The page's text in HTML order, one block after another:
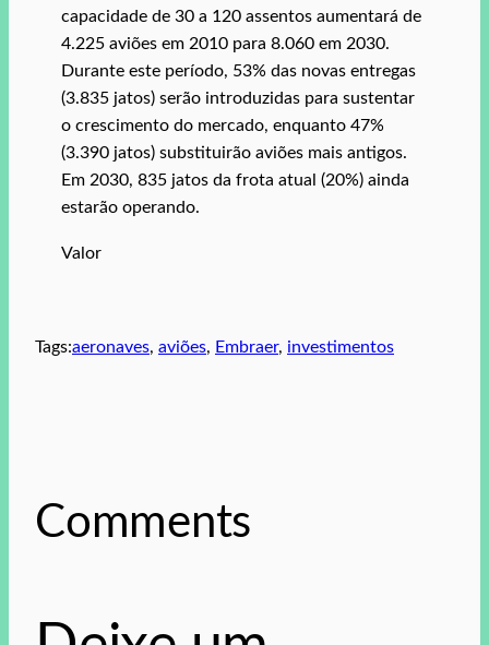
capacidade de 30 a 120 assentos aumentará de
4.225 aviões em 2010 para 8.060 em 2030.
Durante este período, 53% das novas entregas
(3.835 jatos) serão introduzidas para sustentar
o crescimento do mercado, enquanto 47%
(3.390 jatos) substituirão aviões mais antigos.
Em 2030, 835 jatos da frota atual (20%) ainda
estarão operando.
Valor
Tags:aeronaves, aviões, Embraer, investimentos
Comments